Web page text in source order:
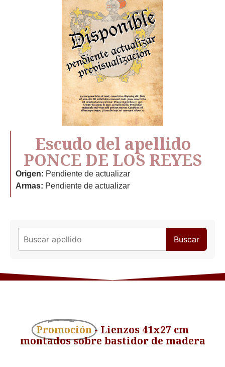
Escudo del apellido
PONCE DE LOS REYES
Origen: Pendiente de actualizar
Armas: Pendiente de actualizar
Buscar
Promoción- Lienzos 41x27 cm
montados sobre bastidor de madera